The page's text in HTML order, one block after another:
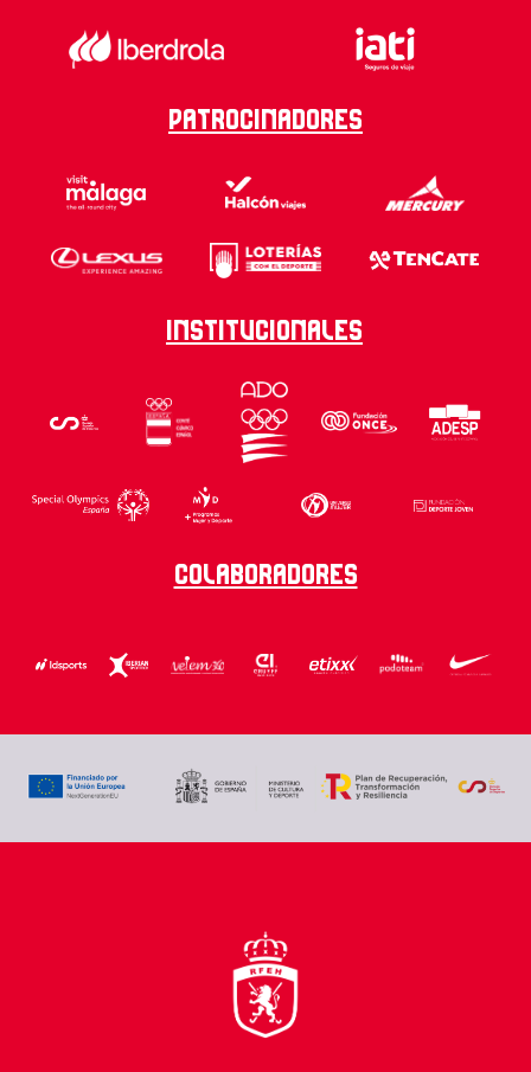
Patrocinadores
Institucionales
Colaboradores